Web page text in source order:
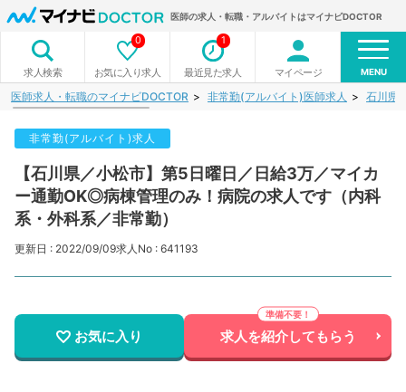
医師の求人・転職・アルバイトはマイナビDOCTOR
求人検索 お気に入り求人
0
最近見た求人
1
マイページ MENU
医師求人・転職のマイナビDOCTOR 非常勤(アルバイト)医師求人 石川県
非常勤(アルバイト)求人
【石川県／小松市】第5日曜日／日給3万／マイカ
ー通勤OK◎病棟管理のみ！病院の求人です（内科
系・外科系／非常勤）
更新日 : 2022/09/09求人No : 641193
お気に入り 求人を紹介してもらう